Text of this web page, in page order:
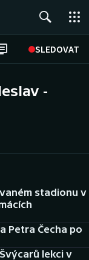
SLEDOVAT
-
stadionu v
Petra Čecha po
lekci v